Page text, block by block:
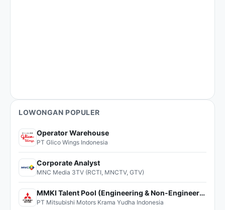
LOWONGAN POPULER
Operator Warehouse
PT Glico Wings Indonesia
Corporate Analyst
MNC Media 3TV (RCTI, MNCTV, GTV)
MMKI Talent Pool (Engineering & Non-Engineering)
PT Mitsubishi Motors Krama Yudha Indonesia